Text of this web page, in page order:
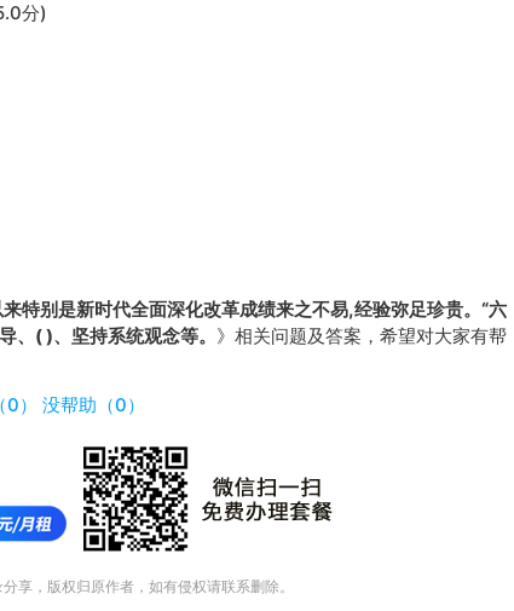
分)
特别是新时代全面深化改革成绩来之不易,经验弥足珍贵。“六
、( )、坚持系统观念等。 》相关问题及答案，希望对大家有帮
0） 没帮助（0）
享，版权归原作者，如有侵权请联系删除。